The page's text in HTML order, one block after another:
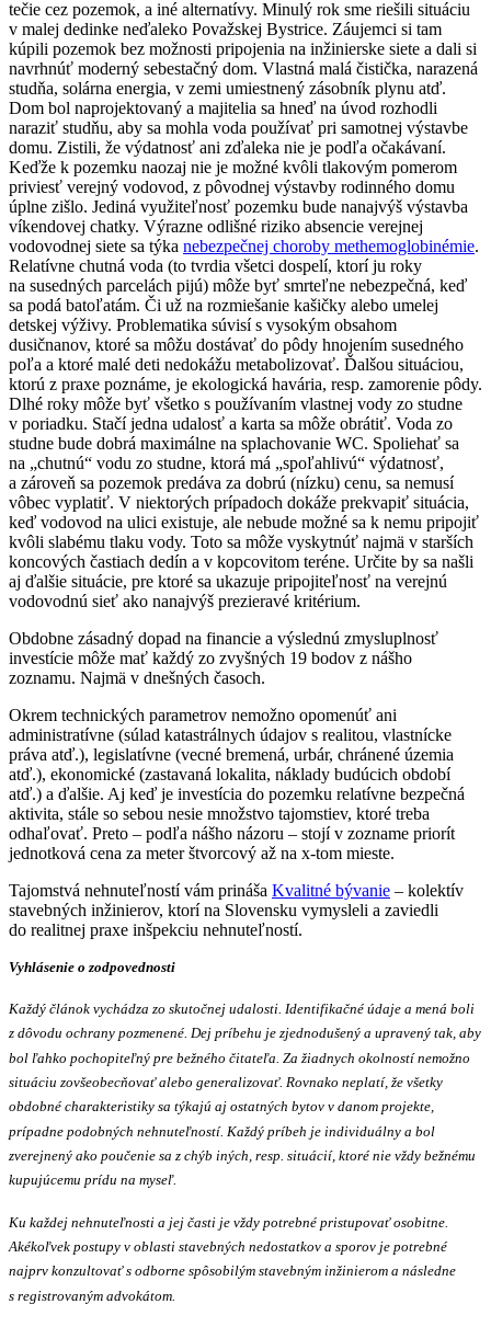
tečie cez pozemok, a iné alternatívy. Minulý rok sme riešili situáciu
v malej dedinke neďaleko Považskej Bystrice. Záujemci si tam
kúpili pozemok bez možnosti pripojenia na inžinierske siete a dali si
navrhnúť moderný sebestačný dom. Vlastná malá čistička, narazená
studňa, solárna energia, v zemi umiestnený zásobník plynu atď.
Dom bol naprojektovaný a majitelia sa hneď na úvod rozhodli
naraziť studňu, aby sa mohla voda používať pri samotnej výstavbe
domu. Zistili, že výdatnosť ani zďaleka nie je podľa očakávaní.
Keďže k pozemku naozaj nie je možné kvôli tlakovým pomerom
priviesť verejný vodovod, z pôvodnej výstavby rodinného domu
úplne zišlo. Jediná využiteľnosť pozemku bude nanajvýš výstavba
víkendovej chatky. Výrazne odlišné riziko absencie verejnej
vodovodnej siete sa týka nebezpečnej choroby methemoglobinémie.
Relatívne chutná voda (to tvrdia všetci dospelí, ktorí ju roky
na susedných parcelách pijú) môže byť smrteľne nebezpečná, keď
sa podá batoľatám. Či už na rozmiešanie kašičky alebo umelej
detskej výživy. Problematika súvisí s vysokým obsahom
dusičnanov, ktoré sa môžu dostávať do pôdy hnojením susedného
poľa a ktoré malé deti nedokážu metabolizovať. Ďalšou situáciou,
ktorú z praxe poznáme, je ekologická havária, resp. zamorenie pôdy.
Dlhé roky môže byť všetko s používaním vlastnej vody zo studne
v poriadku. Stačí jedna udalosť a karta sa môže obrátiť. Voda zo
studne bude dobrá maximálne na splachovanie WC. Spoliehať sa
na „chutnú“ vodu zo studne, ktorá má „spoľahlivú“ výdatnosť,
a zároveň sa pozemok predáva za dobrú (nízku) cenu, sa nemusí
vôbec vyplatiť. V niektorých prípadoch dokáže prekvapiť situácia,
keď vodovod na ulici existuje, ale nebude možné sa k nemu pripojiť
kvôli slabému tlaku vody. Toto sa môže vyskytnúť najmä v starších
koncových častiach dedín a v kopcovitom teréne. Určite by sa našli
aj ďalšie situácie, pre ktoré sa ukazuje pripojiteľnosť na verejnú
vodovodnú sieť ako nanajvýš prezieravé kritérium.
Obdobne zásadný dopad na financie a výslednú zmysluplnosť
investície môže mať každý zo zvyšných 19 bodov z nášho
zoznamu. Najmä v dnešných časoch.
Okrem technických parametrov nemožno opomenúť ani
administratívne (súlad katastrálnych údajov s realitou, vlastnícke
práva atď.), legislatívne (vecné bremená, urbár, chránené územia
atď.), ekonomické (zastavaná lokalita, náklady budúcich období
atď.) a ďalšie. Aj keď je investícia do pozemku relatívne bezpečná
aktivita, stále so sebou nesie množstvo tajomstiev, ktoré treba
odhaľovať. Preto – podľa nášho názoru – stojí v zozname priorít
jednotková cena za meter štvorcový až na x-tom mieste.
Tajomstvá nehnuteľností vám prináša Kvalitné bývanie – kolektív
stavebných inžinierov, ktorí na Slovensku vymysleli a zaviedli
do realitnej praxe inšpekciu nehnuteľností.
Vyhlásenie o zodpovednosti
Každý článok vychádza zo skutočnej udalosti. Identifikačné údaje a mená boli
z dôvodu ochrany pozmenené. Dej príbehu je zjednodušený a upravený tak, aby
bol ľahko pochopiteľný pre bežného čitateľa. Za žiadnych okolností nemožno
situáciu zovšeobecňovať alebo generalizovať. Rovnako neplatí, že všetky
obdobné charakteristiky sa týkajú aj ostatných bytov v danom projekte,
prípadne podobných nehnuteľností. Každý príbeh je individuálny a bol
zverejnený ako poučenie sa z chýb iných, resp. situácií, ktoré nie vždy bežnému
kupujúcemu prídu na myseľ.
Ku každej nehnuteľnosti a jej časti je vždy potrebné pristupovať osobitne.
Akékoľvek postupy v oblasti stavebných nedostatkov a sporov je potrebné
najprv konzultovať s odborne spôsobilým stavebným inžinierom a následne
s registrovaným advokátom.